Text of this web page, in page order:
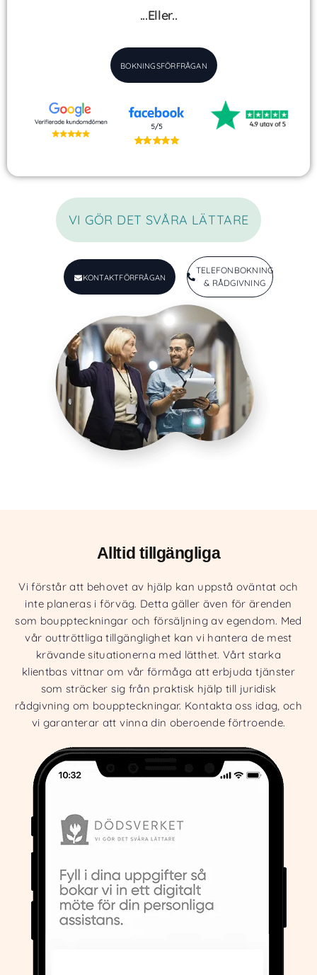
...Eller..
BOKNINGSFÖRFRÅGAN
VI GÖR DET SVÅRA LÄTTARE
KONTAKTFÖRFRÅGAN
TELEFONBOKNING
& RÅDGIVNING
Alltid tillgängliga
Vi förstår att behovet av hjälp kan uppstå oväntat och
inte planeras i förväg. Detta gäller även för ärenden
som bouppteckningar och försäljning av egendom. Med
vår outtröttliga tillgänglighet kan vi hantera de mest
krävande situationerna med lätthet. Vårt starka
klientbas vittnar om vår förmåga att erbjuda tjänster
som sträcker sig från praktisk hjälp till juridisk
rådgivning om bouppteckningar. Kontakta oss idag, och
vi garanterar att vinna din oberoende förtroende.